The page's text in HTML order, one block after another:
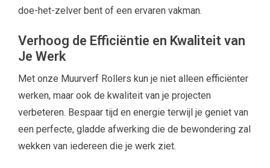
doe-het-zelver bent of een ervaren vakman.
Verhoog de Efficiëntie en Kwaliteit van
Je Werk
Met onze Muurverf Rollers kun je niet alleen efficiënter
werken, maar ook de kwaliteit van je projecten
verbeteren. Bespaar tijd en energie terwijl je geniet van
een perfecte, gladde afwerking die de bewondering zal
wekken van iedereen die je werk ziet.